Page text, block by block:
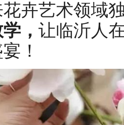
卉艺术领域
， 让临沂人
！